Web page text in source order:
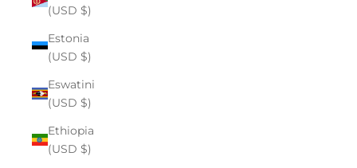
(USD $)
Estonia
(USD $)
Eswatini
(USD $)
Ethiopia
(USD $)